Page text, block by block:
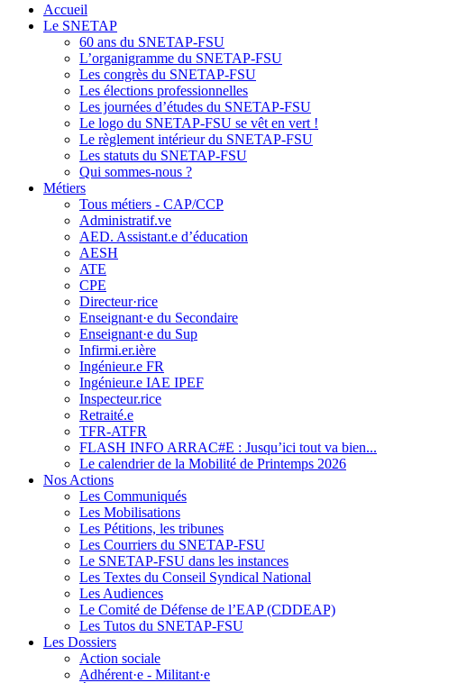
Accueil
Le SNETAP
60 ans du SNETAP-FSU
L’organigramme du SNETAP-FSU
Les congrès du SNETAP-FSU
Les élections professionnelles
Les journées d’études du SNETAP-FSU
Le logo du SNETAP-FSU se vêt en vert !
Le règlement intérieur du SNETAP-FSU
Les statuts du SNETAP-FSU
Qui sommes-nous ?
Métiers
Tous métiers - CAP/CCP
Administratif.ve
AED. Assistant.e d’éducation
AESH
ATE
CPE
Directeur·rice
Enseignant·e du Secondaire
Enseignant·e du Sup
Infirmi.er.ière
Ingénieur.e FR
Ingénieur.e IAE IPEF
Inspecteur.rice
Retraité.e
TFR-ATFR
FLASH INFO ARRAC#E : Jusqu’ici tout va bien...
Le calendrier de la Mobilité de Printemps 2026
Nos Actions
Les Communiqués
Les Mobilisations
Les Pétitions, les tribunes
Les Courriers du SNETAP-FSU
Le SNETAP-FSU dans les instances
Les Textes du Conseil Syndical National
Les Audiences
Le Comité de Défense de l’EAP (CDDEAP)
Les Tutos du SNETAP-FSU
Les Dossiers
Action sociale
Adhérent·e - Militant·e